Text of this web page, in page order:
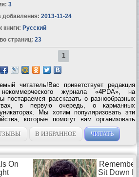
3
добавления: 2013-11-24
книги: Русский
страниц: 23
1
читатель!Вас приветствует редакция
журнала «4PDA», на
постараемся рассказать о разнообразных
в первую очередь, о карманных
Мы хотим популяризовать эти
которые помогут вам организовать
поэтому, постараемся предоставить вам,
В ИЗБРАННОЕ ЧИТАТЬ